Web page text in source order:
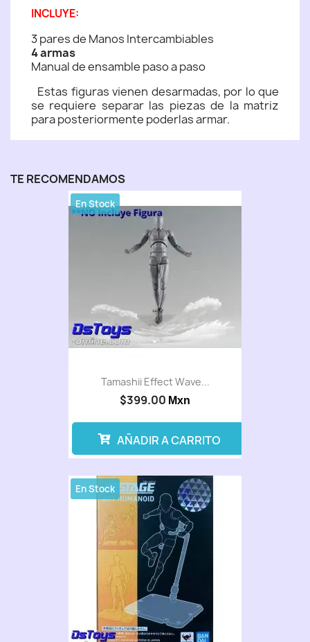
INCLUYE:
3 pares de Manos Intercambiables
4 armas
Manual de ensamble paso a paso
Estas figuras vienen desarmadas, por lo que
se requiere separar las piezas de la matriz
para posteriormente poderlas armar.
TE RECOMENDAMOS
Tamashii Effect Wave...
$399.00 Mxn
En Stock
AÑADIR A CARRITO
En Stock